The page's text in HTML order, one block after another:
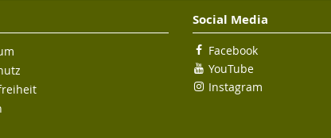
Social Media
Facebook
YouTube
Instagram